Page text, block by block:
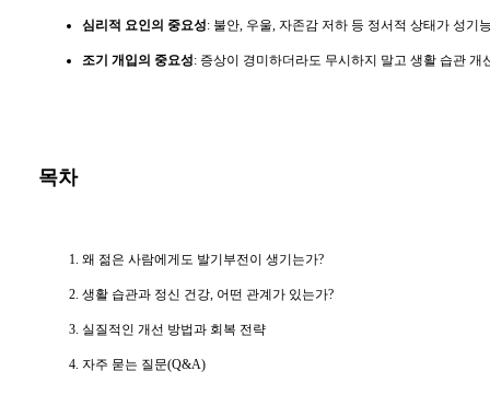
심리적 요인의 중요성: 불안, 우울, 자존감 저하 등 정서적 상태가 성기
조기 개입의 중요성: 증상이 경미하더라도 무시하지 말고 생활 습관
목차
왜 젊은 사람에게도 발기부전이 생기는가?
생활 습관과 정신 건강, 어떤 관계가 있는가?
실질적인 개선 방법과 회복 전략
자주 묻는 질문(Q&A)